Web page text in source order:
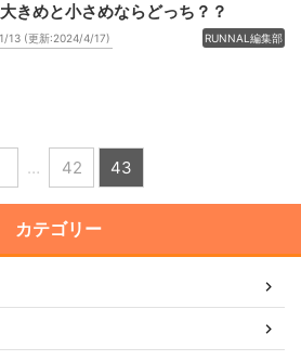
きめと小さめならどっち？？
13 (更新:2024/4/17) RUNNAL編集部
… 42 43
カテゴリー